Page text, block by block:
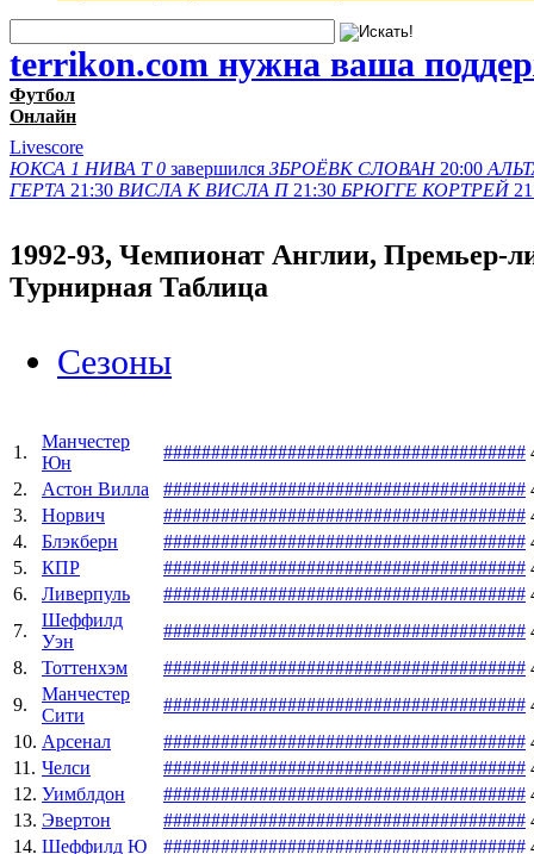
terrikon.com нужна ваша
Футбол
Онлайн
Livescore
ЮКСА 1 НИВА Т 0 завершился ЗБРОЁВК СЛОВАН 20:00
ГЕРТА 21:30 ВИСЛА K ВИСЛА П 21:30 БРЮГГЕ КОРТРЕЙ
1992-93, Чемпионат Англии, Премьер-
Турнирная Таблица
Сезоны
1.
Манчестер
Юн
######################################
2.
Астон Вилла ######################################
3.
Норвич ######################################
4.
Блэкберн ######################################
5.
КПР ######################################
6.
Ливерпуль ######################################
7.
Шеффилд
Уэн
######################################
8.
Тоттенхэм ######################################
9.
Манчестер
Сити
######################################
10. Арсенал ######################################
11. Челси ######################################
12. Уимблдон ######################################
13. Эвертон ######################################
14. Шеффилд Ю ######################################